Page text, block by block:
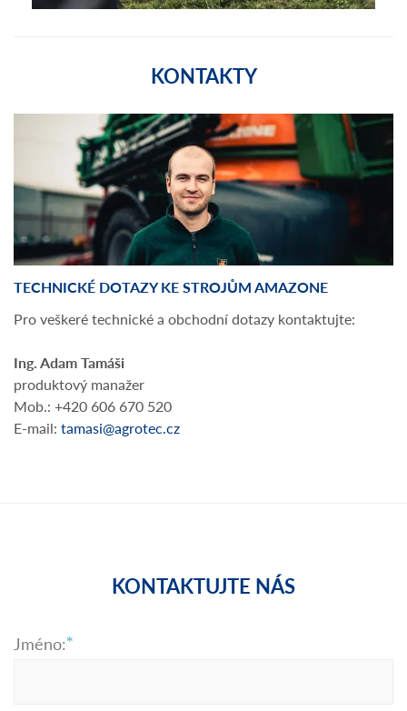
KONTAKTY
TECHNICKÉ DOTAZY KE STROJŮM AMAZONE
Pro veškeré technické a obchodní dotazy kontaktujte:
Ing. Adam Tamáši
produktový manažer
Mob.: +420 606 670 520
E-mail: tamasi@agrotec.cz
KONTAKTUJTE NÁS
Jméno: